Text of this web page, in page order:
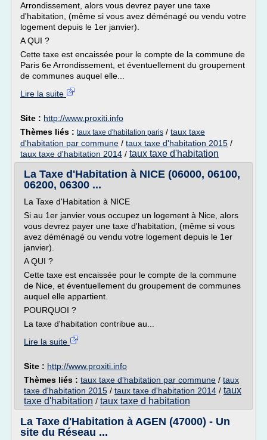
Arrondissement, alors vous devrez payer une taxe
d'habitation, (même si vous avez déménagé ou vendu votre
logement depuis le 1er janvier).
A QUI ?
Cette taxe est encaissée pour le compte de la commune de
Paris 6e Arrondissement, et éventuellement du groupement
de communes auquel elle...
Lire la suite
Site : http://www.proxiti.info
Thèmes liés : taux taxe d'habitation paris / taux taxe
d'habitation par commune / taux taxe d'habitation 2015 /
taux taxe d'habitation 2014 / taux taxe d'habitation
La Taxe d'Habitation à NICE (06000, 06100,
06200, 06300 ...
La Taxe d'Habitation à NICE
Si au 1er janvier vous occupez un logement à Nice, alors
vous devrez payer une taxe d'habitation, (même si vous
avez déménagé ou vendu votre logement depuis le 1er
janvier).
A QUI ?
Cette taxe est encaissée pour le compte de la commune
de Nice, et éventuellement du groupement de communes
auquel elle appartient.
POURQUOI ?
La taxe d'habitation contribue au...
Lire la suite
Site : http://www.proxiti.info
Thèmes liés : taux taxe d'habitation par commune / taux
taxe d'habitation 2015 / taux taxe d'habitation 2014 / taux
taxe d'habitation / taux taxe d habitation
La Taxe d'Habitation à AGEN (47000) - Un
site du Réseau ...